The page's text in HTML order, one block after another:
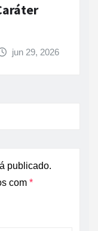
jun 29, 2026
publicado.
com *